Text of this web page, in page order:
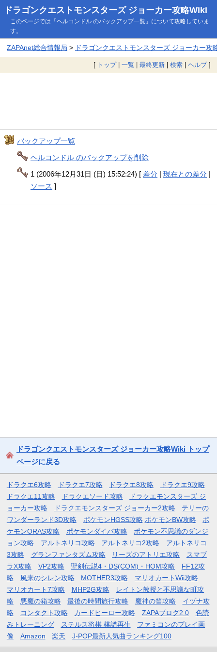
ドラゴンクエストモンスターズ ジョーカー攻略Wiki
このページでは「ヘルコンドル のバックアップ一覧」について攻略していま
す。
ZAPAnet総合情報局 > ドラゴンクエストモンスターズ ジョーカー攻
[ トップ| 一覧 | 最終更新 | 検索 | ヘルプ]
バックアップ一覧
ヘルコンドル のバックアップを削除
1 (2006年12月31日 (日) 15:52:24) [ 差分 |現在との差分 |
ソース ]
ドラゴンクエストモンスターズ ジョーカー攻略Wiki トップ
ページに戻る
ドラクエ6攻略 ドラクエ7攻略 ドラクエ8攻略
ドラクエ9攻略
ドラクエ11攻略
ドラクエソード攻略
ドラクエモンスターズ ジ
ョーカー攻略
ドラクエモンスターズ ジョーカー2攻略
テリーの
ワンダーランド3D攻略
ポケモンHGSS攻略 ポケモンBW攻略
ポ
ケモンORAS攻略
ポケモンダイパ攻略
ポケモン不思議のダンジ
ョン攻略
アルトネリコ攻略 アルトネリコ2攻略
アルトネリコ
3攻略
グランファンタズム攻略 リーズのアトリエ攻略
スマブ
ラX攻略
VP2攻略 聖剣伝説4・DS(COM)・HOM攻略
FF12攻
略
風来のシレン攻略 MOTHER3攻略
マリオカートWii攻略
マリオカート7攻略
MHP2G攻略
レイトン教授と不思議な町攻
略
悪魔の箱攻略 最後の時間旅行攻略 魔神の笛攻略
イヅナ攻
略
コンタクト攻略 カードヒーロー攻略 ZAPAブログ2.0
色読
みトレーニング
ステルス将棋 棋譜再生
ファミコンのプレイ画
像
Amazon 楽天 J-POP最新人気曲ランキング100